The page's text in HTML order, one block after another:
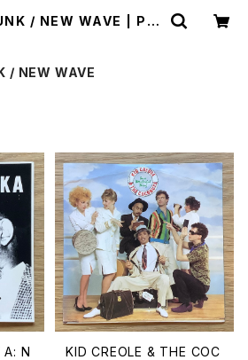
/ NEW WAVE | Pla
/ NEW WAVE
A: N
KID CREOLE & THE COC